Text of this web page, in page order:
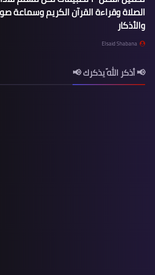
الصلاة وقراءة القرآن الكريم وسماعة
والأذكار
Elsaid Shabana
📢 أذكر اللّه يذكرك 📢